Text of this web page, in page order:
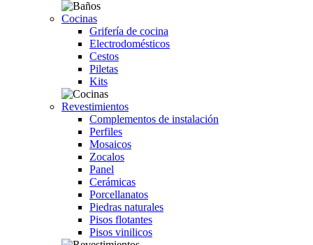
Cocinas
Grifería de cocina
Electrodomésticos
Cestos
Piletas
Kits
Revestimientos
Complementos de instalación
Perfiles
Mosaicos
Zocalos
Panel
Cerámicas
Porcellanatos
Piedras naturales
Pisos flotantes
Pisos vinilicos